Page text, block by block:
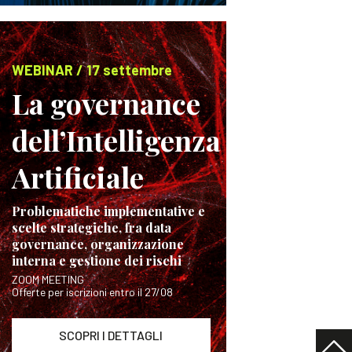
WEBINAR / 17 settembre
La governance
dell’Intelligenza
Artificiale
Problematiche implementative e
scelte strategiche, fra data
governance, organizzazione
interna e gestione dei rischi
ZOOM MEETING
Offerte per iscrizioni entro il 27/08
SCOPRI I DETTAGLI